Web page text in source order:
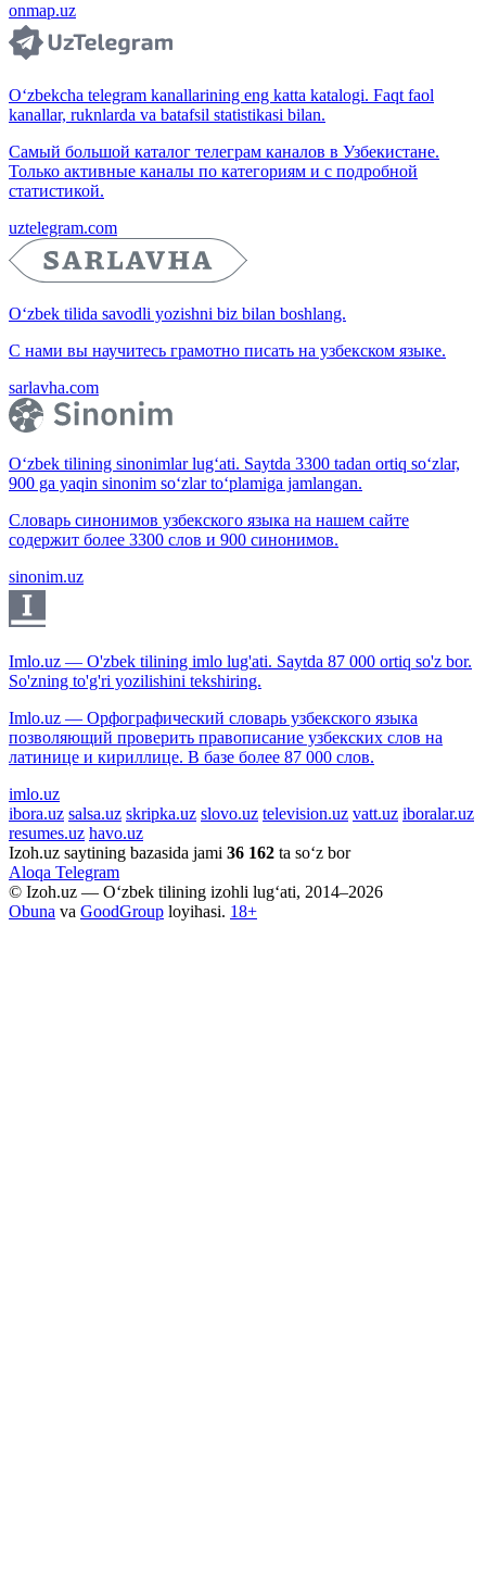
onmap.uz
O‘zbekcha telegram kanallarining eng katta katalogi. Faqt faol
kanallar, ruknlarda va batafsil statistikasi bilan.
Самый большой каталог телеграм каналов в Узбекистане.
Только активные каналы по категориям и с подробной
статистикой.
uztelegram.com
O‘zbek tilida savodli yozishni biz bilan boshlang.
С нами вы научитесь грамотно писать на узбекском языке.
sarlavha.com
O‘zbek tilining sinonimlar lug‘ati. Saytda 3300 tadan ortiq so‘zlar,
900 ga yaqin sinonim so‘zlar to‘plamiga jamlangan.
Словарь синонимов узбекского языка на нашем сайте
содержит более 3300 слов и 900 синонимов.
sinonim.uz
Imlo.uz — O'zbek tilining imlo lug'ati. Saytda 87 000 ortiq so'z bor.
So'zning to'g'ri yozilishini tekshiring.
Imlo.uz — Орфографический словарь узбекского языка
позволяющий проверить правописание узбекских слов на
латинице и кириллице. В базе более 87 000 слов.
imlo.uz
ibora.uz salsa.uz skripka.uz slovo.uz television.uz vatt.uz iboralar.uz
resumes.uz havo.uz
Izoh.uz saytining bazasida jami 36 162 ta so‘z bor
Aloqa Telegram
© Izoh.uz — O‘zbek tilining izohli lug‘ati, 2014–2026
Obuna va GoodGroup loyihasi. 18+